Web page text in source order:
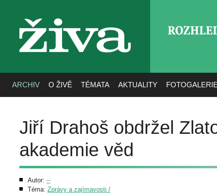
živa
ARCHIV O ŽIVĚ TÉMATA AKTUALITY
Jiří Drahoš obdržel
akademie věd
Autor: --
Téma: Zprávy a zajímavosti /